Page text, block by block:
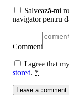
Salvează-mi
navigator pentru
Comment
I agree that
stored. *